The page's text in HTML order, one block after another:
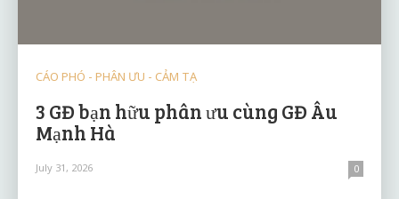
CÁO PHÓ - PHÂN ƯU - CẢM TẠ
3 GĐ bạn hữu phân ưu cùng GĐ Âu
Mạnh Hà
July 31, 2026 0